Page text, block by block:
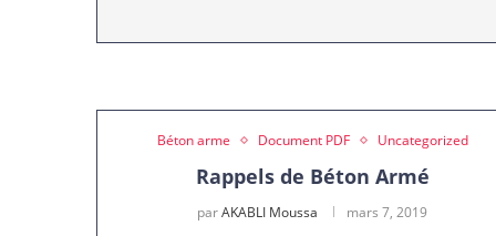
Béton arme Document PDF Uncategorized
Rappels de Béton Armé
parAKABLI Moussa mars 7, 2019